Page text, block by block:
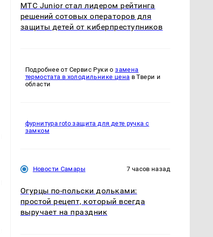
МТС Junior стал лидером рейтинга
решений сотовых операторов для
защиты детей от киберпреступников
Подробнее от Сервис Руки озамена
термостата в холодильнике цена в Твери и
области
фурнитура roto защита для дете ручка с
замком
Новости Самары 7 часов назад
Огурцы по‑польски дольками:
простой рецепт, который всегда
выручает на праздник